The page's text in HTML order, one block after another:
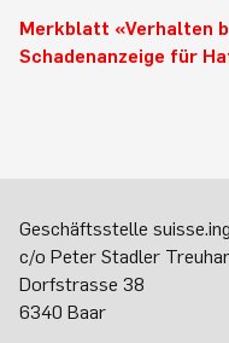
Merkblatt «Verhalten
Schadenanzeige für
Geschäftsstelle
c/o Peter Stadler
Dorfstrasse 38
6340 Baar